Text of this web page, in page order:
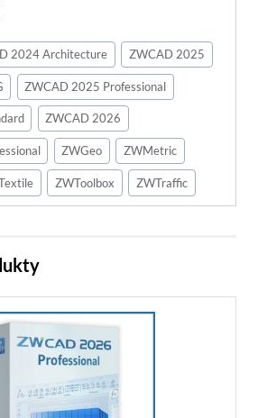
2024 Architecture ZWCAD 2025
ZWCAD 2025 Professional
ZWCAD 2026
ZWGeo ZWMetric
ZWToolbox ZWTraffic